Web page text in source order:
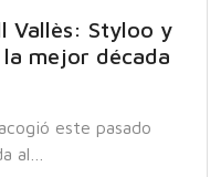
Vallès: Styloo y
mejor década
este pasado
al…